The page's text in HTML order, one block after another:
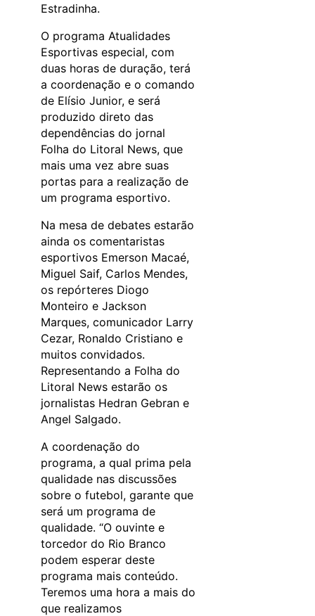
Estradinha.
O programa Atualidades
Esportivas especial, com
duas horas de duração, terá
a coordenação e o comando
de Elísio Junior, e será
produzido direto das
dependências do jornal
Folha do Litoral News, que
mais uma vez abre suas
portas para a realização de
um programa esportivo.
Na mesa de debates estarão
ainda os comentaristas
esportivos Emerson Macaé,
Miguel Saif, Carlos Mendes,
os repórteres Diogo
Monteiro e Jackson
Marques, comunicador Larry
Cezar, Ronaldo Cristiano e
muitos convidados.
Representando a Folha do
Litoral News estarão os
jornalistas Hedran Gebran e
Angel Salgado.
A coordenação do
programa, a qual prima pela
qualidade nas discussões
sobre o futebol, garante que
será um programa de
qualidade. “O ouvinte e
torcedor do Rio Branco
podem esperar deste
programa mais conteúdo.
Teremos uma hora a mais do
que realizamos